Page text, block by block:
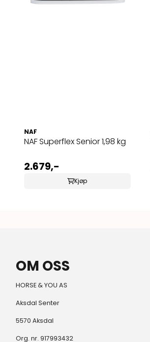
NAF
NAF Superflex Senior 1,98 kg
2.679,-
Kjøp
OM OSS
HORSE & YOU AS
Aksdal Senter
5570 Aksdal
Org. nr. 917993432